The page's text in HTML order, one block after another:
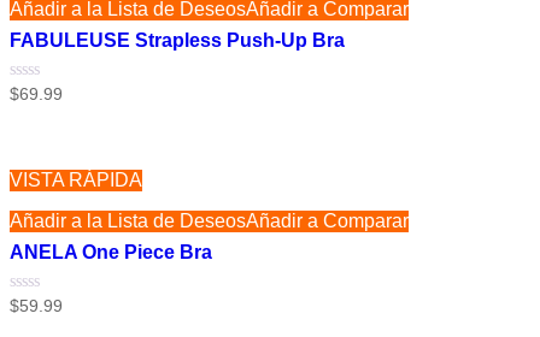
Añadir a la Lista de DeseosAñadir a Comparar
FABULEUSE Strapless Push-Up Bra
Valorado
$69.99
VISTA RÁPIDA
Añadir a la Lista de DeseosAñadir a Comparar
ANELA One Piece Bra
Valorado
$59.99